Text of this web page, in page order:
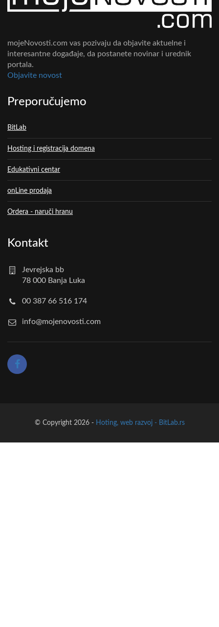
mojeNovosti.com vas pozivaju da objavite aktuelne i
interesantne događaje, da postanete novinar i urednik
portala.
Objavite novost
Preporučujemo
BitLab
Hosting i registracija domena
Edukativni centar
onLine prodaja
Ordera - naruči hranu
Kontakt
Jevrejska bb
78 000 Banja Luka
00 387 66 516 174
info@mojenovosti.com
© Copyright 2026 - Hoting, web razvoj - BitLab.rs